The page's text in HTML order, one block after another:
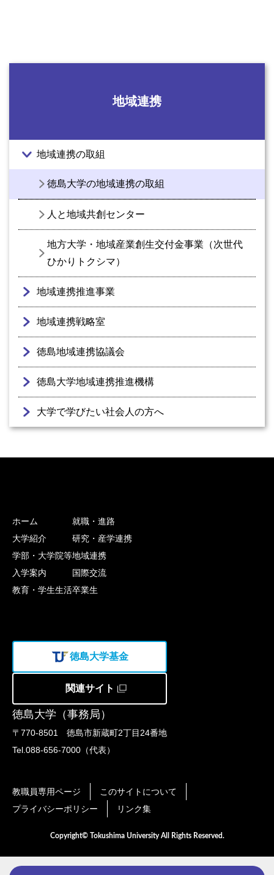
地域連携
地域連携の取組
徳島大学の地域連携の取組
人と地域共創センター
地方大学・地域産業創生交付金事業（次世代
ひかりトクシマ）
地域連携推進事業
地域連携戦略室
徳島地域連携協議会
徳島大学地域連携推進機構
大学で学びたい社会人の方へ
徳島大学（事務局）
〒770-8501 徳島市新蔵町2丁目24番地
Tel.088-656-7000（代表）
ホーム
大学紹介
学部・大学院等
入学案内
教育・学生生活
就職・進路
研究・産学連携
地域連携
国際交流
卒業生
徳島大学基金
関連サイト
教職員専用ページ
このサイトについて
プライバシーポリシー
リンク集
Copyright© Tokushima University All Rights Reserved.